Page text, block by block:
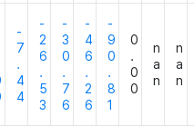
-
7
.
4
4
-
2
6
.
5
3
-
3
0
.
7
6
-
4
6
.
2
6
-
9
0
.
8
1
0
.
0
0
n
a
n
n
a
n